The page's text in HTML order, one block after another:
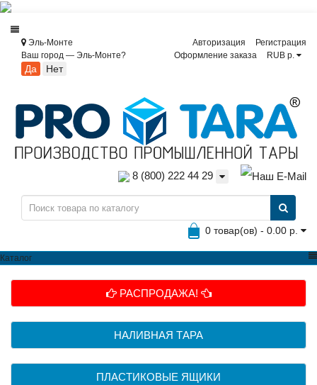
Эль-Монте
Ваш город — Эль-Монте?
Авторизация
Регистрация
Оформление заказа
RUB р.
8 (800) 222 44 29
0 товар(ов) - 0.00 р.
Каталог
РАСПРОДАЖА!
НАЛИВНАЯ ТАРА
ПЛАСТИКОВЫЕ ЯЩИКИ